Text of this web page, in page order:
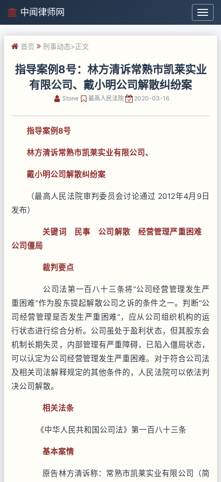
中
闻
律
中闻律师网
首页 刑事动态>正文
指导案例8号：林方清诉常熟市凯莱实业
有限公司、戴小明公司解散纠纷案
Stone 最高人民法院 2020-03-16
指导案例8号
林方清诉常熟市凯莱实业有限公司、
戴小明公司解散纠纷案
（最高人民法院审判委员会讨论通过 2012年4月9日
发布）
关键词 民事公司解散 经营管理严重困难
公司僵局
裁判要点
公司法第一百八十三条将“公司经营管理发生严
重困难”作为股东提起解散公司之诉的条件之一。判断“公
司经营管理是否发生严重困难”，应从公司组织机构的运
行状态进行综合分析。公司虽处于盈利状态，但其股东会
机制长期失灵，内部管理有严重障碍，已陷入僵局状态，
可以认定为公司经营管理发生严重困难。对于符合公司法
及相关司法解释规定的其他条件的，人民法院可以依法判
决公司解散。
相关法条
《中华人民共和国公司法》第一百八十三条
基本案情
原告林方清诉称：常熟市凯莱实业有限公司（简